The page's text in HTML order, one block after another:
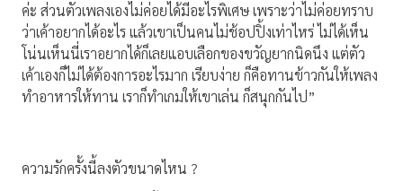
ค่ะ ส่วนตัวเพลงเองไม่ค่อยได้มีอะไรพิเศษ เพราะว่าไม่ค่อยทราบ
ว่าเค้าอยากได้อะไร แล้วเขาเป็นคนไม่ช้อปปิ้งเท่าไหร่ ไม่ได้เห็น
โน่นเห็นนี่เราอยากได้ก็เลยแอบเลือกของขวัญยากนิดนึง แต่ตัว
เค้าเองก็ไม่ได้ต้องการอะไรมาก เรียบง่าย ก็คือทานข้าวกันให้เพลง
ทำอาหารให้ทาน เราก็ทำเกมให้เขาเล่น ก็สนุกกันไป”
ความรักครั้งนี้ลงตัวขนาดไหน ?